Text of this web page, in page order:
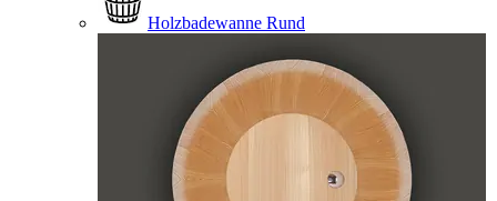
Holzbadewanne Rund